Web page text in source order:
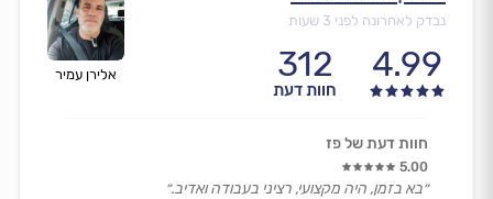
אלירן עמיר
נבדק לאחרונה לפני 3 שעות
4.99
312
חוות דעת
חוות דעת של פז
5.00
״בא בזמן, היה מקצועי, רציני בעבודה ואדיב.״